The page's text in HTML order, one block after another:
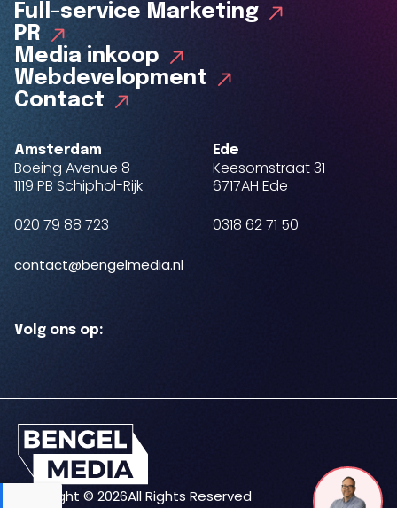
Full-service Marketing
PR
Media inkoop
Webdevelopment
Contact
Amsterdam
Boeing Avenue 8
1119 PB Schiphol-Rijk
020 79 88 723
Ede
Keesomstraat 31
6717AH Ede
0318 62 71 50
contact@bengelmedia.nl
Volg ons op:
Copyright © 2026All Rights Reserved